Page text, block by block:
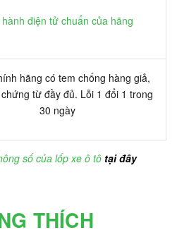
hành điện tử chuẩn của hãng
hãng có tem chống hàng giả,
từ đầy đủ. Lỗi 1 đổi 1 trong
30 ngày
số của lốp xe ô tô tại đây
THÍCH